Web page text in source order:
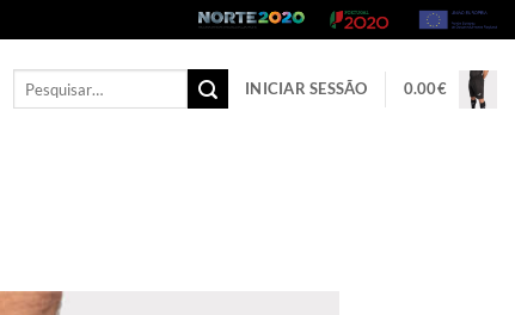
Pesquisar
INICIAR SESSÃO 0.00€